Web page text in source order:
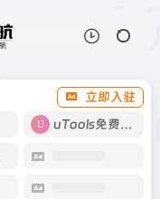
立即入驻
uTools免费工具箱